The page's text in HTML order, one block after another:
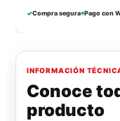
✓Compra segura⌖Pago con
INFORMACIÓN
Conoce
producto